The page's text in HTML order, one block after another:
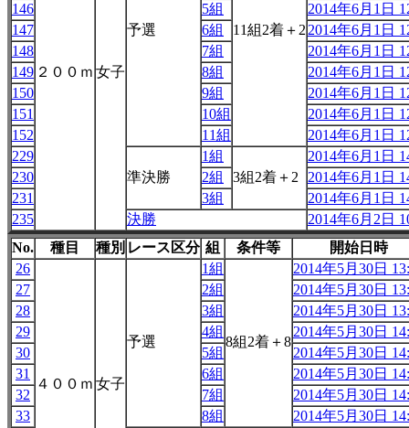
２００ｍ 女子
予選 11組2着＋2
146
5組
2014年6月1日
147
6組
2014年6月1日
148
7組
2014年6月1日
149
8組
2014年6月1日
150
9組
2014年6月1日
151
10組
2014年6月1日
152
11組
2014年6月1日
229
準決勝
1組
3組2着＋2
2014年6月1日
230
2組
2014年6月1日
231
3組
2014年6月1日
235
決勝
2014年6月2日
No.
種目 種別 レース区分 組 条件等
開始日時
26
４００ｍ 女子
予選
1組
8組2着＋8
2014年5月30日
27
2組
2014年5月30日
28
3組
2014年5月30日
29
4組
2014年5月30日
30
5組
2014年5月30日
31
6組
2014年5月30日
32
7組
2014年5月30日
33
8組
2014年5月30日